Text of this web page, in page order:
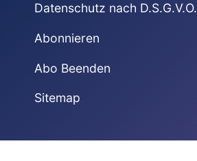
Datenschutz nach D.S.G.V.O.
Abonnieren
Abo Beenden
Sitemap